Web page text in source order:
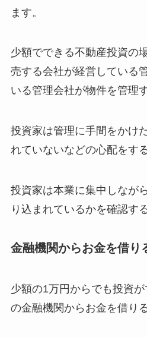
ます。
少額でできる不動産投資の
売する会社が経営している
いる管理会社が物件を管理
投資家は管理に手間をかけ
れていないなどの心配をす
投資家は本業に集中しなが
り込まれているかを確認す
金融機関からお金を借り
少額の1万円からでも投資
の金融機関からお金を借り